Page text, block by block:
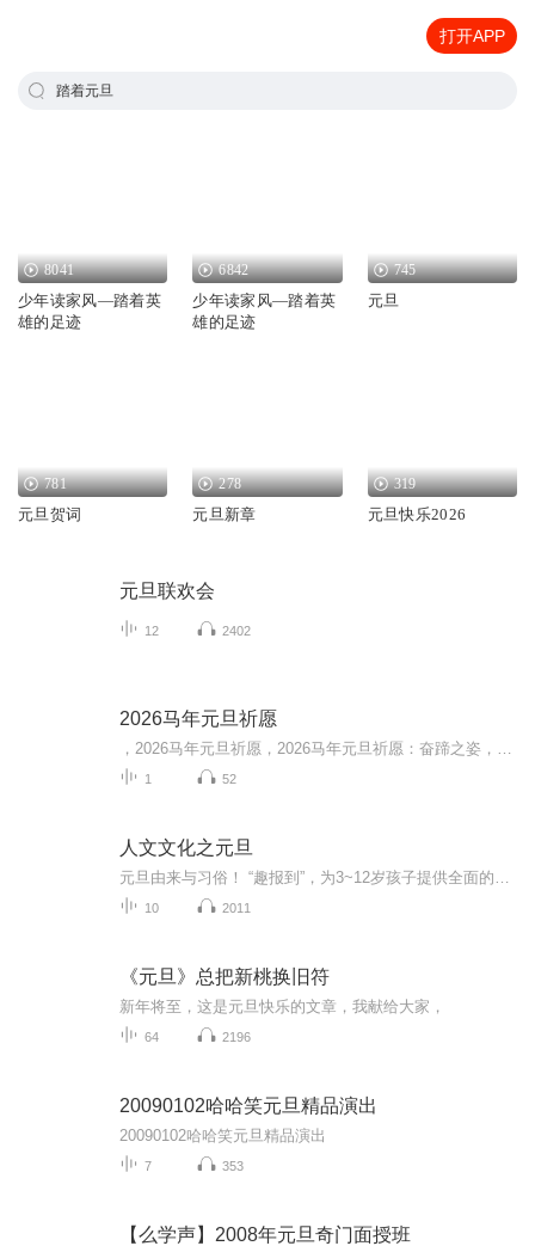
打开APP
踏着元旦
8041
少年读家风—踏着英
雄的足迹
6842
少年读家风—踏着英
雄的足迹
745
元旦
781
元旦贺词
278
元旦新章
319
元旦快乐2026
元旦联欢会
12 2402
2026马年元旦祈愿
1 52
人文文化之元旦
10 2011
《元旦》总把新桃换旧符
新年将至，这是元旦快乐的文章，我献给大家，
64 2196
20090102哈哈笑元旦精品演出
20090102哈哈笑元旦精品演出
7 353
【么学声】2008年元旦奇门面授班